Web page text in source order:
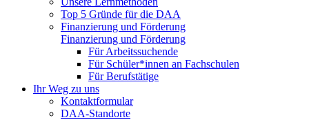
Top 5 Gründe für die DAA
Finanzierung und Förderung
Finanzierung und Förderung
Für Arbeitssuchende
Für Schüler*innen an Fachschulen
Für Berufstätige
Ihr Weg zu uns
Kontaktformular
DAA-Standorte